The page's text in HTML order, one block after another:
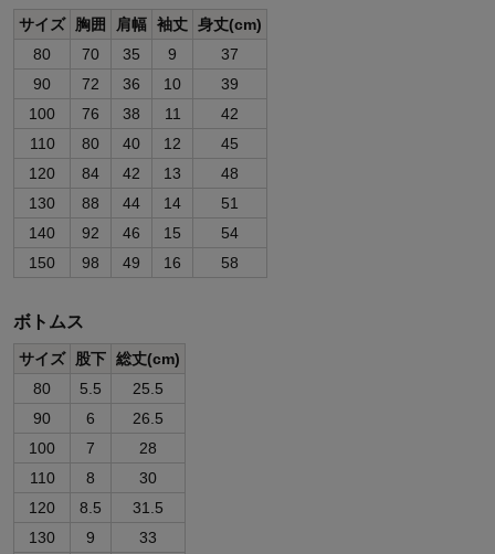
サイズ 胸囲 肩幅 袖丈 身丈(cm)
80
70 35 9
37
90
72 36 10
39
100
76 38 11
42
110
80 40 12
45
120
84 42 13
48
130
88 44 14
51
140
92 46 15
54
150
98 49 16 58
ボトムス
サイズ 股下 総丈(cm)
80
5.5
25.5
90
6
26.5
100
7
28
110
8
30
120
8.5
31.5
130
9
33